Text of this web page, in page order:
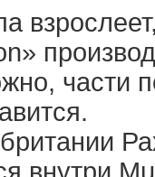
части